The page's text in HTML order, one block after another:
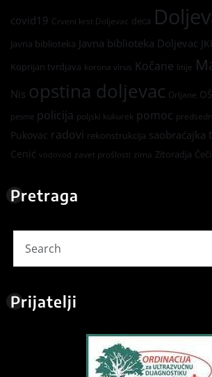
covid19 Crveni krst Doljevac deca
Javna biblioteka Javna biblioteka Doljevac
Koprijan tvrdjava korona virus Kočane litije
Nis opstina doljevac Orljane
pesme policija poljski kukurek pomoc
Pukovac radovi rekonstrukcija saobraćajka
Cenić vodovod zavet prošlosti zima Zitoradja
Pretraga
Prijatelji